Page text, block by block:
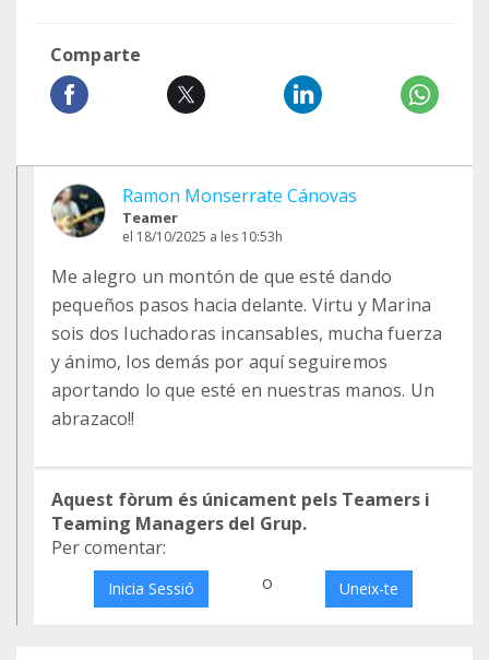
Comparte
Ramon Monserrate Cánovas
Teamer
el 18/10/2025 a les 10:53h
Me alegro un montón de que esté dando
pequeños pasos hacia delante. Virtu y Marina
sois dos luchadoras incansables, mucha fuerza
y ánimo, los demás por aquí seguiremos
aportando lo que esté en nuestras manos. Un
abrazaco!!
Aquest fòrum és únicament pels Teamers i
Teaming Managers del Grup.
Per comentar:
Inicia Sessió o Uneix-te